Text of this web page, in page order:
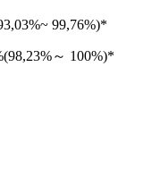
99,76%)*
～ 100%)*